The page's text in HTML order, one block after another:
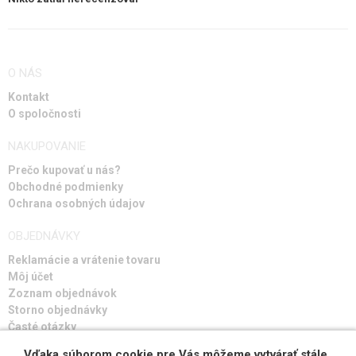
O NÁS
Kontakt
O spoločnosti
NAKUPOVANIE
Prečo kupovať u nás?
Obchodné podmienky
Ochrana osobných údajov
OBJEDNÁVKY
Reklamácie a vrátenie tovaru
Môj účet
Zoznam objednávok
Storno objednávky
Časté otázky